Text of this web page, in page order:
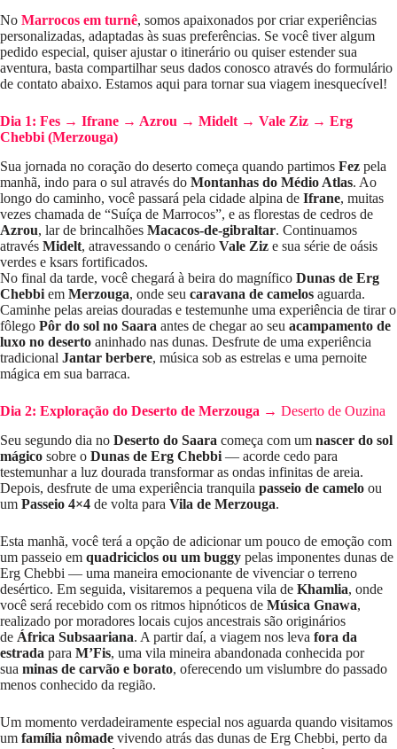
No Marrocos em turnê, somos apaixonados por criar experiências
personalizadas, adaptadas às suas preferências. Se você tiver algum
pedido especial, quiser ajustar o itinerário ou quiser estender sua
aventura, basta compartilhar seus dados conosco através do formulário
de contato abaixo. Estamos aqui para tornar sua viagem inesquecível!
Dia 1: Fes → Ifrane → Azrou → Midelt → Vale Ziz → Erg
Chebbi (Merzouga)
Sua jornada no coração do deserto começa quando partimos Fez pela
manhã, indo para o sul através do Montanhas do Médio Atlas. Ao
longo do caminho, você passará pela cidade alpina de Ifrane, muitas
vezes chamada de “Suíça de Marrocos”, e as florestas de cedros de
Azrou, lar de brincalhões Macacos-de-gibraltar. Continuamos
através Midelt, atravessando o cenário Vale Ziz e sua série de oásis
verdes e ksars fortificados.
No final da tarde, você chegará à beira do magnífico Dunas de Erg
Chebbi em Merzouga, onde seu caravana de camelos aguarda.
Caminhe pelas areias douradas e testemunhe uma experiência de tirar o
fôlego Pôr do sol no Saara antes de chegar ao seu acampamento de
luxo no deserto aninhado nas dunas. Desfrute de uma experiência
tradicional Jantar berbere, música sob as estrelas e uma pernoite
mágica em sua barraca.
Dia 2: Exploração do Deserto de Merzouga → Deserto de Ouzina
Seu segundo dia no Deserto do Saara começa com um nascer do sol
mágico sobre o Dunas de Erg Chebbi — acorde cedo para
testemunhar a luz dourada transformar as ondas infinitas de areia.
Depois, desfrute de uma experiência tranquila passeio de camelo ou
um Passeio 4×4 de volta para Vila de Merzouga.
Esta manhã, você terá a opção de adicionar um pouco de emoção com
um passeio em quadriciclos ou um buggy pelas imponentes dunas de
Erg Chebbi — uma maneira emocionante de vivenciar o terreno
desértico. Em seguida, visitaremos a pequena vila de Khamlia, onde
você será recebido com os ritmos hipnóticos de Música Gnawa,
realizado por moradores locais cujos ancestrais são originários
de África Subsaariana. A partir daí, a viagem nos leva fora da
estrada para M’Fis, uma vila mineira abandonada conhecida por
sua minas de carvão e borato, oferecendo um vislumbre do passado
menos conhecido da região.
Um momento verdadeiramente especial nos aguarda quando visitamos
um família nômade vivendo atrás das dunas de Erg Chebbi, perto da